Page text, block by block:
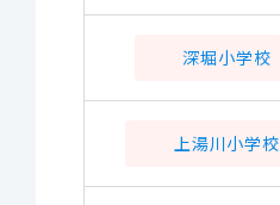
深堀小学校
上湯川小学校